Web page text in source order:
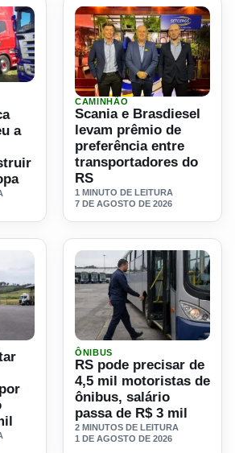
brasileiro explica por que
a
Ler materia: Scania e
CAMINHÃO
Scania e Brasdiesel
levam prêmio de
preferência entre
transportadores do
RS
1 MINUTO DE LEITURA
7 DE AGOSTO DE 2026
contratar até 40 mil caminhoneiros
Ler materia: RS pode
ÔNIBUS
RS pode precisar de
4,5 mil motoristas de
ônibus, salário
passa de R$ 3 mil
2 MINUTOS DE LEITURA
1 DE AGOSTO DE 2026